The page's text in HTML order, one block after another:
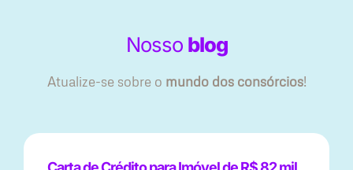
Nosso blog
Atualize-se sobre o mundo dos consórcios!